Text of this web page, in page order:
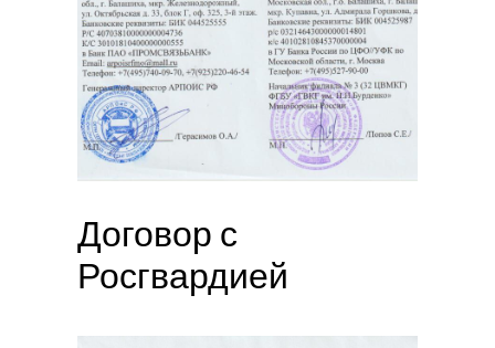
Договор с
Росгвардией